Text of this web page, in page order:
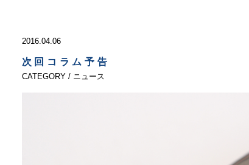
2016.04.06
次回コラム予告
CATEGORY / ニュース